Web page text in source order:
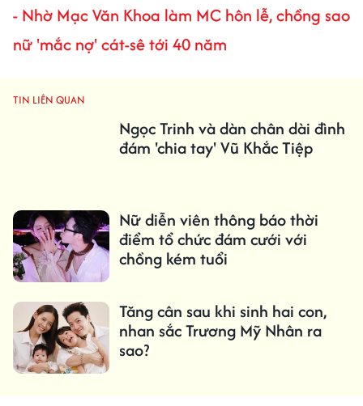
- Nhờ Mạc Văn Khoa làm MC hôn lễ, chồng sao
nữ 'mắc nợ' cát-sê tới 40 năm
TIN LIÊN QUAN
Ngọc Trinh và dàn chân dài đình
đám 'chia tay' Vũ Khắc Tiệp
Nữ diễn viên thông báo thời
điểm tổ chức đám cưới với
chồng kém tuổi
Tăng cân sau khi sinh hai con,
nhan sắc Trương Mỹ Nhân ra
sao?